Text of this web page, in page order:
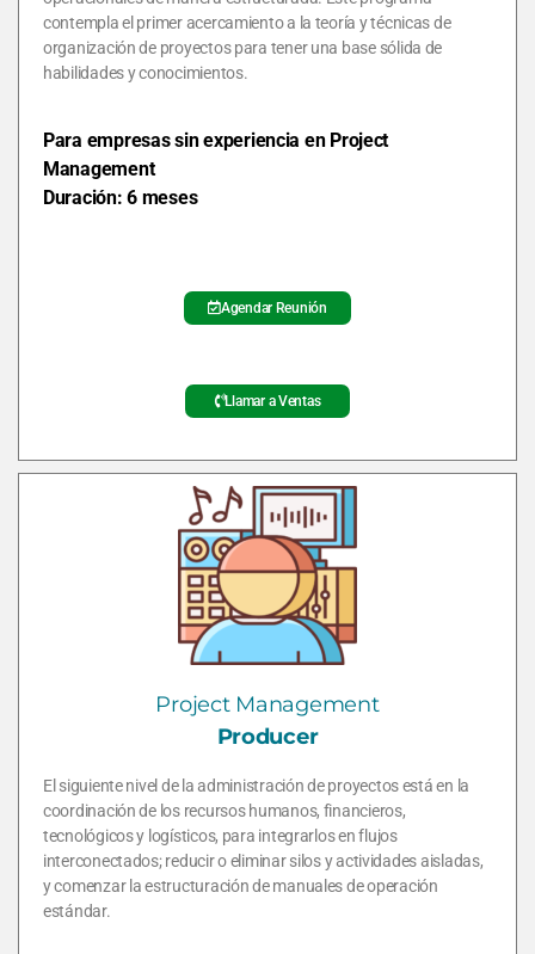
contempla el primer acercamiento a la teoría y técnicas de
organización de proyectos para tener una base sólida de
habilidades y conocimientos.
Para empresas sin experiencia en Project
Management
Duración: 6 meses
Agendar Reunión
Llamar a Ventas
Project Management
Producer
El siguiente nivel de la administración de proyectos está en la
coordinación de los recursos humanos, financieros,
tecnológicos y logísticos, para integrarlos en flujos
interconectados; reducir o eliminar silos y actividades aisladas,
y comenzar la estructuración de manuales de operación
estándar.